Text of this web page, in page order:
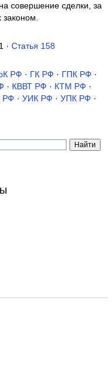
совершение сделки, за
· Статья 158
РФ · ГК РФ · ГПК РФ ·
· КВВТ РФ · КТМ РФ ·
РФ · УИК РФ · УПК РФ ·